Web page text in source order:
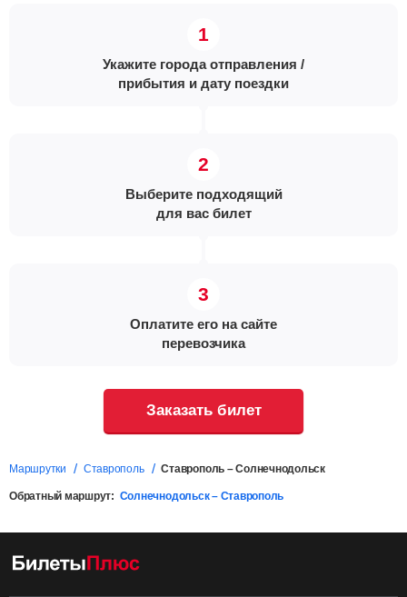
Укажите города отправления /
прибытия и дату поездки
Выберите подходящий
для вас билет
Оплатите его на сайте
перевозчика
Заказать билет
Маршрутки Ставрополь Ставрополь – Солнечнодольск
Обратный маршрут: Солнечнодольск – Ставрополь